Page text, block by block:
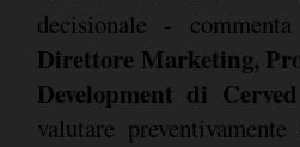
decisionale - commenta
Direttore Marketing,
Development di Cerved
valutare